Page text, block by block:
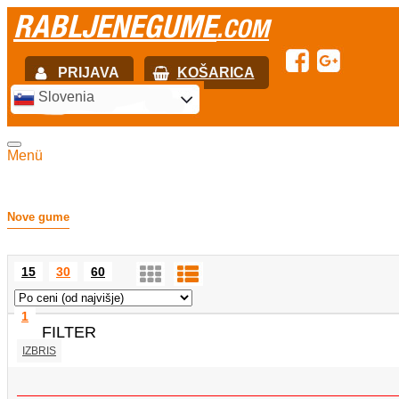
RABLJENEGUME.COM
PRIJAVA
KOŠARICA
E-mail:
Geslo:
Slovenia
Menü
Nove gume
15 30 60
1
FILTER
IZBRIS